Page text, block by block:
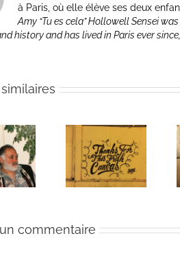
à Paris, où elle élève ses deux
Amy “Tu es cela” Hollowell Sensei
history and has lived in Paris ever
Une toile
fraîche
Un bouquet
d’écriture et
méditation
commentaire